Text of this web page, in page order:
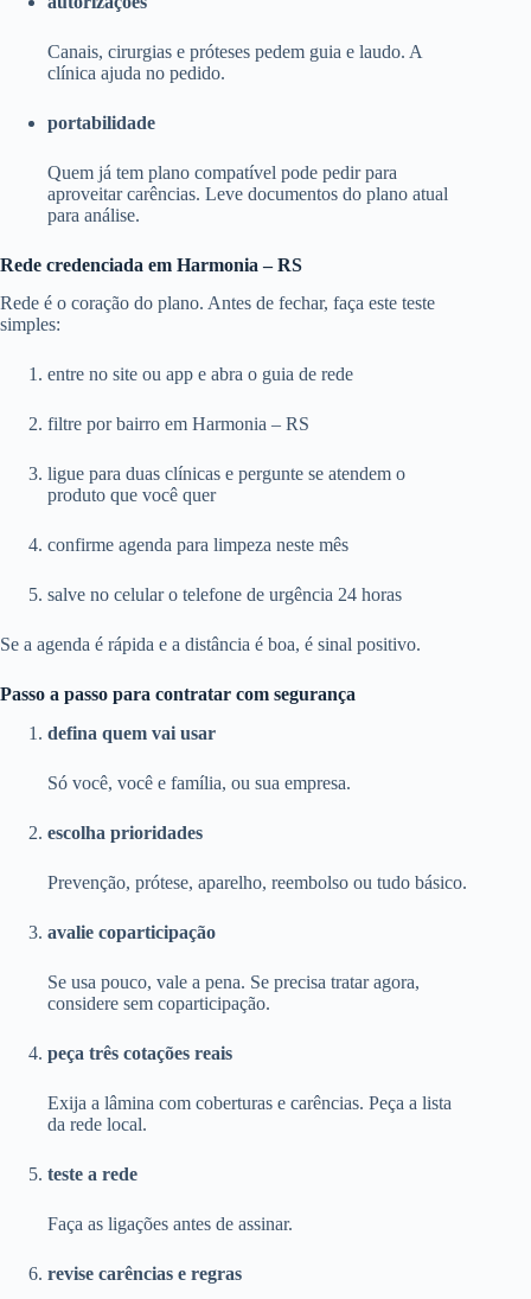
Canais, cirurgias e próteses pedem guia e laudo. A
clínica ajuda no pedido.
portabilidade
Quem já tem plano compatível pode pedir para
aproveitar carências. Leve documentos do plano atual
para análise.
Rede credenciada em Harmonia – RS
Rede é o coração do plano. Antes de fechar, faça este teste
simples:
entre no site ou app e abra o guia de rede
filtre por bairro em Harmonia – RS
ligue para duas clínicas e pergunte se atendem o
produto que você quer
confirme agenda para limpeza neste mês
salve no celular o telefone de urgência 24 horas
Se a agenda é rápida e a distância é boa, é sinal positivo.
Passo a passo para contratar com segurança
defina quem vai usar
Só você, você e família, ou sua empresa.
escolha prioridades
Prevenção, prótese, aparelho, reembolso ou tudo básico.
avalie coparticipação
Se usa pouco, vale a pena. Se precisa tratar agora,
considere sem coparticipação.
peça três cotações reais
Exija a lâmina com coberturas e carências. Peça a lista
da rede local.
teste a rede
Faça as ligações antes de assinar.
revise carências e regras